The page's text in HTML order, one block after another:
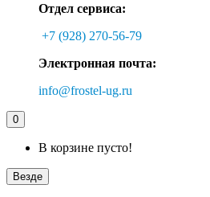
Отдел сервиса:
+7 (928) 270-56-79
Электронная почта:
info@frostel-ug.ru
0
В корзине пусто!
Везде